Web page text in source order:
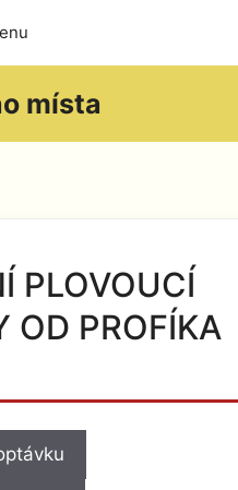
místa
PLOVOUCÍ
OD PROFÍKA